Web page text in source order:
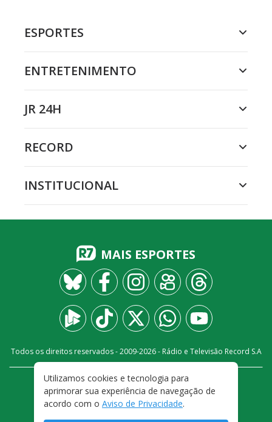
ESPORTES
ENTRETENIMENTO
JR 24H
RECORD
INSTITUCIONAL
MAIS ESPORTES
Todos os direitos reservados - 2009-2026- Rádio e Televisão Record S.A
FALE CONOSCO
PRIVACIDADE
TERMOS E CONDIÇÕES DE USO
Utilizamos cookies e tecnologia para
aprimorar sua experiência de navegação de
acordo com o Aviso de Privacidade.